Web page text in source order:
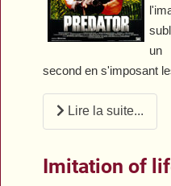
un
second en s'imposant
Lire la suite...
Imitation of